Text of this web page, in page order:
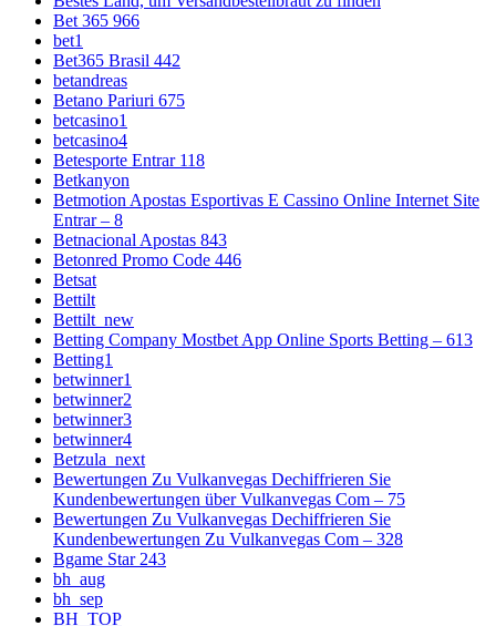
Bet 365 966
bet1
Bet365 Brasil 442
betandreas
Betano Pariuri 675
betcasino1
betcasino4
Betesporte Entrar 118
Betkanyon
Betmotion Apostas Esportivas E Cassino Online Internet Site
Entrar – 8
Betnacional Apostas 843
Betonred Promo Code 446
Betsat
Bettilt
Bettilt_new
Betting Company Mostbet App Online Sports Betting – 613
Betting1
betwinner1
betwinner2
betwinner3
betwinner4
Betzula_next
Bewertungen Zu Vulkanvegas Dechiffrieren Sie
Kundenbewertungen über Vulkanvegas Com – 75
Bewertungen Zu Vulkanvegas Dechiffrieren Sie
Kundenbewertungen Zu Vulkanvegas Com – 328
Bgame Star 243
bh_aug
bh_sep
BH_TOP